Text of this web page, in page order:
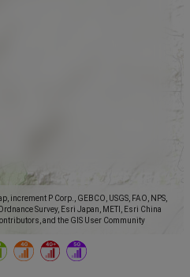
increment P Corp., GEBCO, USGS, FAO, NPS,
Survey, Esri Japan, METI, Esri China
and the GIS User Community